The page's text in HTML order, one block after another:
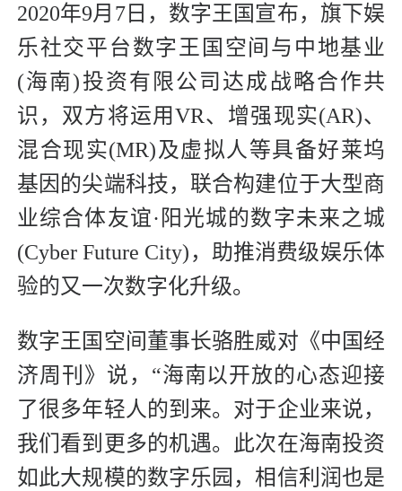
2020年9月7日，数字王国宣布，旗下娱
乐社交平台数字王国空间与中地基业
(海南)投资有限公司达成战略合作共
识，双方将运用VR、增强现实(AR)、
混合现实(MR)及虚拟人等具备好莱坞
基因的尖端科技，联合构建位于大型商
业综合体友谊·阳光城的数字未来之城
(Cyber Future City)，助推消费级娱乐体
验的又一次数字化升级。
数字王国空间董事长骆胜威对《中国经
济周刊》说，“海南以开放的心态迎接
了很多年轻人的到来。对于企业来说，
我们看到更多的机遇。此次在海南投资
如此大规模的数字乐园，相信利润也是